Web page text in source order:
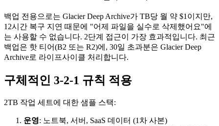
백업 전용으로는 Glacier Deep Archive가 TB당 월 약 $1이지만,
12시간 복구 지연 때문에 "어제 파일을 실수로 삭제했어요"에
는 사용할 수 없습니다. 2단계 접근이 가장 효과적입니다. 최근
백업은 핫 티어(B2 또는 R2)에, 30일 초과분은 Glacier Deep
Archive로 라이프사이클 처리합니다.
구체적인 3-2-1 규칙 적용
2TB 작업 세트에 대한 샘플 스택:
운영: 노트북, 서버, SaaS 데이터 (1차 사본)